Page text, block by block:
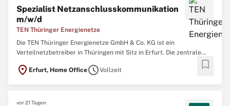
Spezialist Netzanschlusskommunikation
m/w/d
TEN Thüringer Energienetze
Die TEN Thüringer Energienetze GmbH & Co. KG ist ein
Verteilnetzbetreiber in Thüringen mit Sitz in Erfurt. Die zentrale
sichere, effiziente und diskriminierungsfreie Bereitstellung sowohl
location_on Erfurt, Home OfficescheduleVollzeit bookmark
vor 21 Tagen